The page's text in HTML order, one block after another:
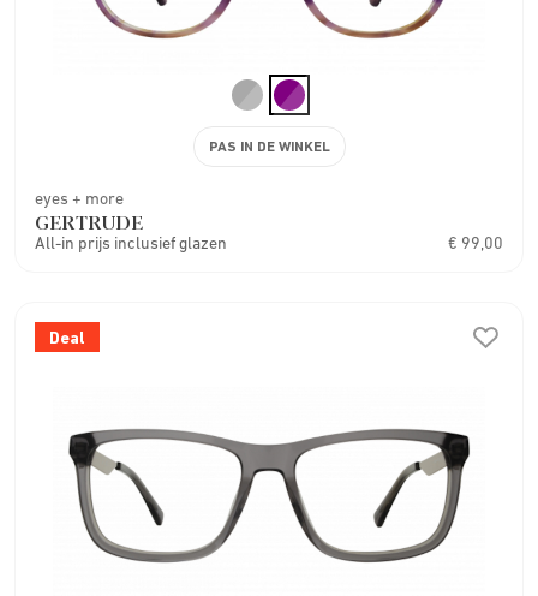
eyes + more
GERTRUDE
All-in prijs inclusief glazen € 99,00
PAS IN DE WINKEL
Deal